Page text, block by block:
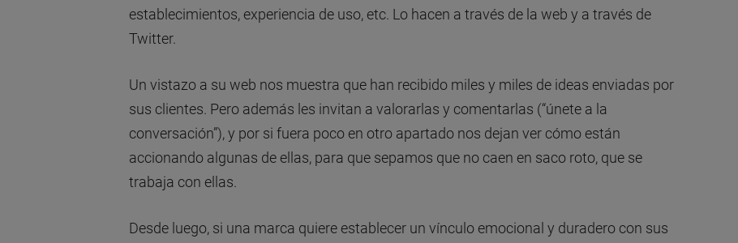
establecimientos, experiencia de uso, etc. Lo hacen a través de la web y a través de
Twitter.
Un vistazo a su web nos muestra que han recibido miles y miles de ideas enviadas por
sus clientes. Pero además les invitan a valorarlas y comentarlas (“únete a la
conversación”), y por si fuera poco en otro apartado nos dejan ver cómo están
accionando algunas de ellas, para que sepamos que no caen en saco roto, que se
trabaja con ellas.
Desde luego, si una marca quiere establecer un vínculo emocional y duradero con sus